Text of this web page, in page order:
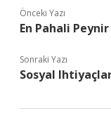
Önceki Yazı
En Pahali
Sonraki Yazı
Sosyal